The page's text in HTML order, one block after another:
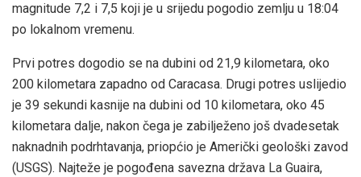
magnitude 7,2 i 7,5 koji je u srijedu pogodio zemlju u 18:04
po lokalnom vremenu.
Prvi potres dogodio se na dubini od 21,9 kilometara, oko
200 kilometara zapadno od Caracasa. Drugi potres uslijedio
je 39 sekundi kasnije na dubini od 10 kilometara, oko 45
kilometara dalje, nakon čega je zabilježeno još dvadesetak
naknadnih podrhtavanja, priopćio je Američki geološki zavod
(USGS). Najteže je pogođena savezna država La Guaira,